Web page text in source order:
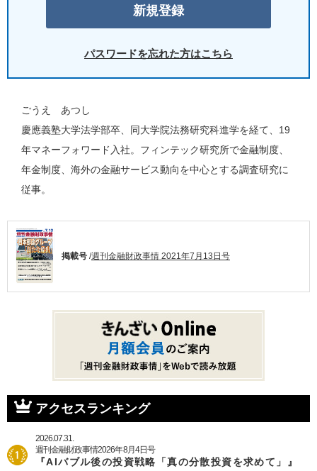
パスワードを忘れた方はこちら
ごうえ あつし
慶應義塾大学法学部卒、同大学院法務研究科進学を経て、19
年マネーフォワード入社。フィンテック研究所で金融制度、
年金制度、海外の金融サービス動向を中心とする調査研究に
従事。
掲載号 /週刊金融財政事情 2021年7月13日号
アクセスランキング
2026.07.31.
週刊金融財政事情2026年8月4日号
『AIバブル後の投資戦略「真の分散投資を求めて」』